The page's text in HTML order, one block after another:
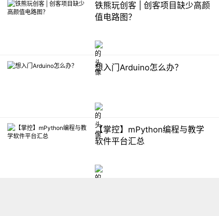
铁熊玩创客 | 创客项目缺少高颜
值电路图？
想入门Arduino怎么办？
【掌控】mPython编程与教学
软件平台汇总